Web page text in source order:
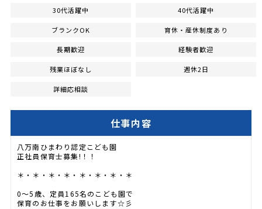
30代活躍中 40代活躍中
ブランクOK 育休・産休制度あり
長期歓迎 経験者歓迎
残業ほぼなし 週休2日
詳細応相談
仕事内容
八万南ひまわり認定こども園
正社員保育士募集!！！
＊・＊・＊・＊・＊・＊・＊・＊
0～5歳、定員165名のこども園で
保育のお仕事をお願いします☆彡